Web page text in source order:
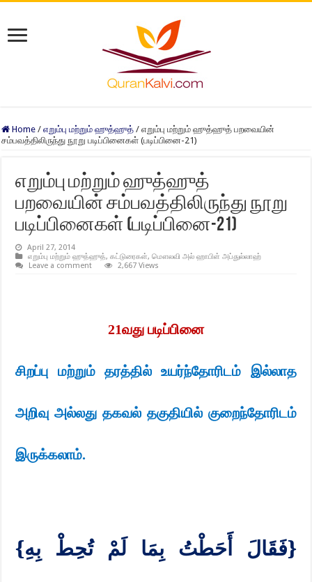
Home / எறும்பு மற்றும் ஹுத்ஹுத் / எறும்பு மற்றும் ஹுத்ஹுத் பறவையின்
சம்பவத்திலிருந்து நூறு படிப்பினைகள் (படிப்பினை-21)
எறும்பு மற்றும் ஹுத்ஹுத்
பறவையின் சம்பவத்திலிருந்து நூறு
படிப்பினைகள் (படிப்பினை-21)
April 27, 2014
எறும்பு மற்றும் ஹுத்ஹுத்,கட்டுரைகள்,மௌலவி அல் ஹாபிள் அப்துல்லாஹ்
Leave a comment
2,667 Views
21வது படிப்பினை
சிறப்பு மற்றும் தரத்தில் உயர்ந்தோரிடம் இல்லாத
அறிவு அல்லது தகவல் தகுதியில் குறைந்தோரிடம்
இருக்கலாம்.
{فَقَالَ أَحَطْتُ بِمَا لَمْ تُحِطْ بِهِ}